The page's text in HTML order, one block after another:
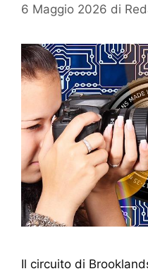
6 Maggio 2026 di
Il circuito di